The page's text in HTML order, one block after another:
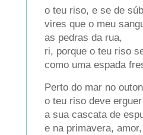
o teu riso, e se de
vires que o meu
as pedras da rua,
ri, porque o teu riso
como uma espada
Perto do mar no
o teu riso deve erguer
a sua cascata de
e na primavera, amor,